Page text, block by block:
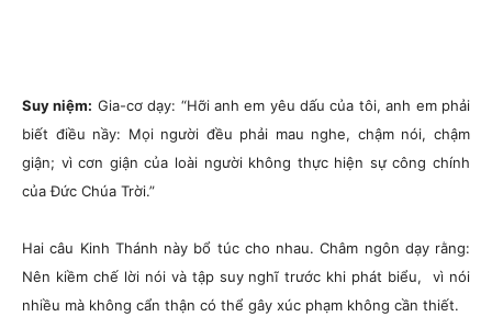
Suy niệm: Gia-cơ dạy: “Hỡi anh em yêu dấu của tôi, anh em phải
biết điều nầy: Mọi người đều phải mau nghe, chậm nói, chậm
giận; vì cơn giận của loài người không thực hiện sự công chính
của Đức Chúa Trời.”
Hai câu Kinh Thánh này bổ túc cho nhau. Châm ngôn dạy rằng:
Nên kiềm chế lời nói và tập suy nghĩ trước khi phát biểu, vì nói
nhiều mà không cẩn thận có thể gây xúc phạm không cần thiết.